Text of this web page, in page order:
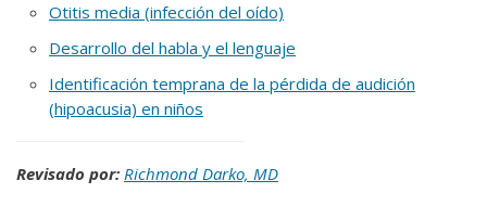
Otitis media (infección del oído)
Desarrollo del habla y el lenguaje
Identificación temprana de la pérdida de audición
(hipoacusia) en niños
Revisado por: Richmond Darko, MD